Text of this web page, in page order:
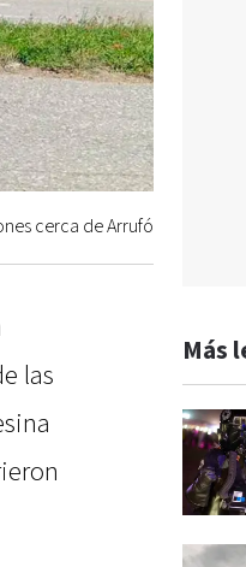
cerca de Arrufó
las
Más